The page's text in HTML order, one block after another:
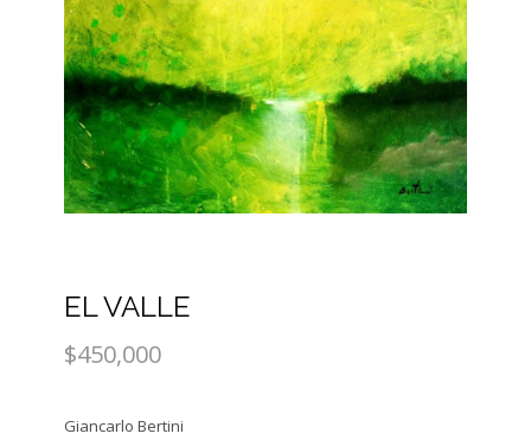
EL VALLE
$450,000
Giancarlo Bertini